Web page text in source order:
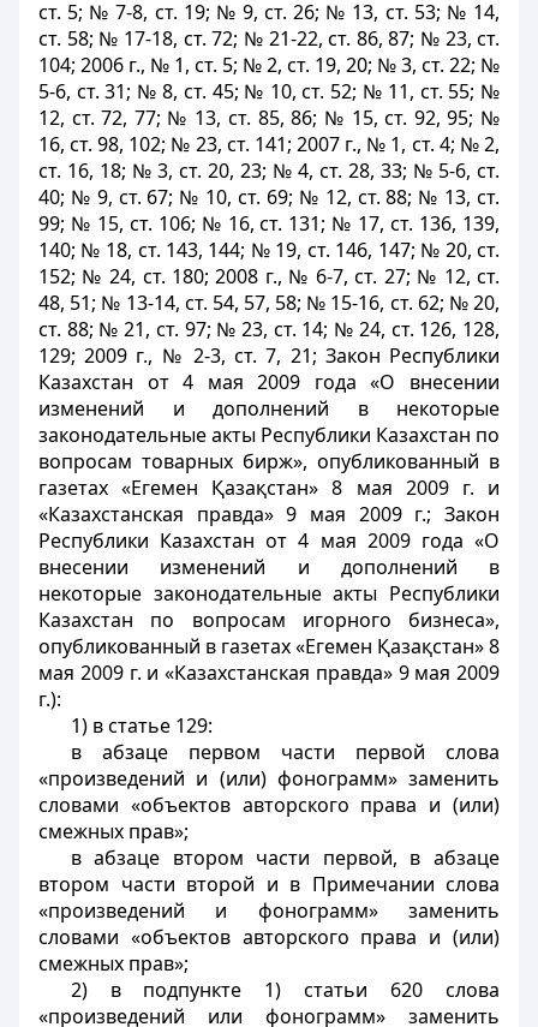
ст. 5; № 7-8, ст. 19; № 9, ст. 26; № 13, ст. 53; № 14,
ст. 58; № 17-18, ст. 72; № 21-22, ст. 86, 87; № 23, ст.
104; 2006 г., № 1, ст. 5; № 2, ст. 19, 20; № 3, ст. 22; №
5-6, ст. 31; № 8, ст. 45; № 10, ст. 52; № 11, ст. 55; №
12, ст. 72, 77; № 13, ст. 85, 86; № 15, ст. 92, 95; №
16, ст. 98, 102; № 23, ст. 141; 2007 г., № 1, ст. 4; № 2,
ст. 16, 18; № 3, ст. 20, 23; № 4, ст. 28, 33; № 5-6, ст.
40; № 9, ст. 67; № 10, ст. 69; № 12, ст. 88; № 13, ст.
99; № 15, ст. 106; № 16, ст. 131; № 17, ст. 136, 139,
140; № 18, ст. 143, 144; № 19, ст. 146, 147; № 20, ст.
152; № 24, ст. 180; 2008 г., № 6-7, ст. 27; № 12, ст.
48, 51; № 13-14, ст. 54, 57, 58; № 15-16, ст. 62; № 20,
ст. 88; № 21, ст. 97; № 23, ст. 14; № 24, ст. 126, 128,
129; 2009 г., № 2-3, ст. 7, 21; Закон Республики
Казахстан от 4 мая 2009 года «О внесении
изменений и дополнений в некоторые
законодательные акты Республики Казахстан по
вопросам товарных бирж», опубликованный в
газетах «Егемен Қазақстан» 8 мая 2009 г. и
«Казахстанская правда» 9 мая 2009 г.; Закон
Республики Казахстан от 4 мая 2009 года «О
внесении изменений и дополнений в
некоторые законодательные акты Республики
Казахстан по вопросам игорного бизнеса»,
опубликованный в газетах «Егемен Қазақстан» 8
мая 2009 г. и «Казахстанская правда» 9 мая 2009
г.):
1) в статье 129:
в абзаце первом части первой слова
«произведений и (или) фонограмм» заменить
словами «объектов авторского права и (или)
смежных прав»;
в абзаце втором части первой, в абзаце
втором части второй и в Примечании слова
«произведений и фонограмм» заменить
словами «объектов авторского права и (или)
смежных прав»;
2) в подпункте 1) статьи 620 слова
«произведений или фонограмм» заменить